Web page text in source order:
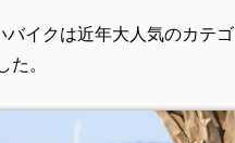
イクは近年大人気のカテ
た。